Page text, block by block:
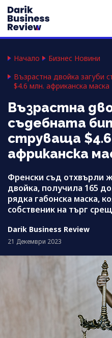
Начало
Бизнес Новини
Възрастна двойка загуби
$4.6 млн. африканска маска
Възрастна
съдебната
струваща $4.6
африканска
Френски съд отхвърли
двойка, получила 165
рядка габонска маска,
собственик на търг
Darik Business Review
21 Декември 2023